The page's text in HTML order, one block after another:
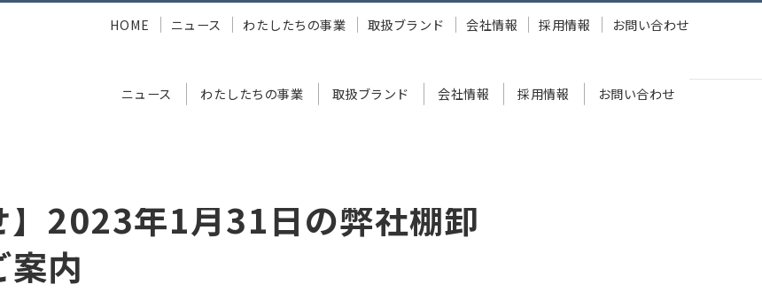
ニュース わたしたちの事業 取扱ブランド 会社情報 採用情報 お問い合わせ
HOME ニュース わたしたちの事業 取扱ブランド 会社情報 採用情報 お問い合わせ
31日の弊社棚卸の実施のご案内
】2023年1月31日の弊社棚卸
案内